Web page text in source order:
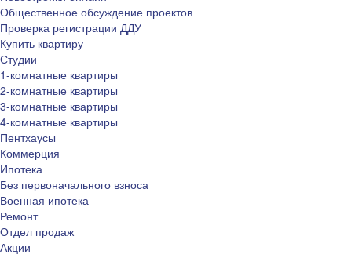
Общественное обсуждение проектов
Проверка регистрации ДДУ
Купить квартиру
Студии
1-комнатные квартиры
2-комнатные квартиры
3-комнатные квартиры
4-комнатные квартиры
Пентхаусы
Коммерция
Ипотека
Без первоначального взноса
Военная ипотека
Ремонт
Отдел продаж
Акции